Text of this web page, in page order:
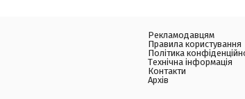
Рекламодавцям
Правила користування
Політика
Технічна інформація
Контакти
Архів